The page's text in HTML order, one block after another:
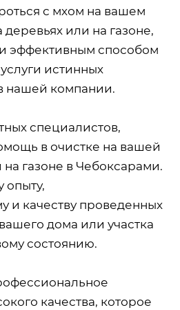
с мхом на вашем
деревьях или на газоне,
эффективным способом
истинных
нашей компании.
специалистов,
в очистке на вашей
на газоне в Чебоксарами.
опыту,
и качеству проведенных
дома или участка
состоянию.
качества, которое